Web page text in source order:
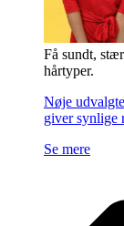
Få sundt,
hårtyper.
Nøje
giver synlige
Se mere